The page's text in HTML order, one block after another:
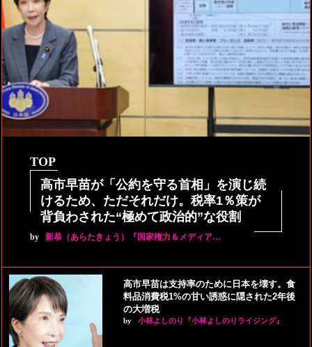
TOP
高市早苗が「公約を守る首相」を演じ続
けるため、ただそれだけ。税率1％策が
背負わされた“極めて政治的”な役割
by 新恭（あらたきょう）『国家権力＆メディア…
高市早苗は支持率のために日本を壊す。食
料品消費税1%の甘い誘惑に隠された2年後
の大増税
by 小林よしのり『小林よしのりライジング』